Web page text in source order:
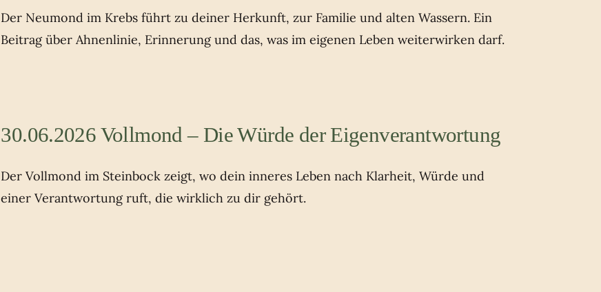
Der Neumond im Krebs führt zu deiner Herkunft, zur Familie und alten Wassern. Ein
Beitrag über Ahnenlinie, Erinnerung und das, was im eigenen Leben weiterwirken darf.
30.06.2026 Vollmond – Die Würde der Eigenverantwortung
Der Vollmond im Steinbock zeigt, wo dein inneres Leben nach Klarheit, Würde und
einer Verantwortung ruft, die wirklich zu dir gehört.